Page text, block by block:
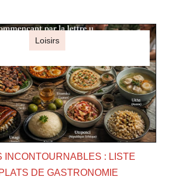
Loisirs
INCONTOURNABLES : LISTE
DE GASTRONOMIE